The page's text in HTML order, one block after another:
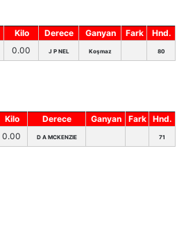
Kilo Derece Ganyan Fark
Hnd.
0.00 J P NEL Koşmaz 80
Kilo Derece Ganyan Fark Hnd.
0.00 D A MCKENZIE 71